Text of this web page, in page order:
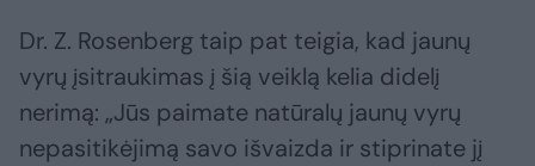
Dr. Z. Rosenberg taip pat teigia, kad jaunų
vyrų įsitraukimas į šią veiklą kelia didelį
nerimą: „Jūs paimate natūralų jaunų vyrų
nepasitikėjimą savo išvaizda ir stiprinate jį